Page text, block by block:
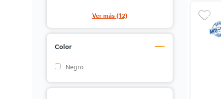
Ver más (12)
Color
Negro